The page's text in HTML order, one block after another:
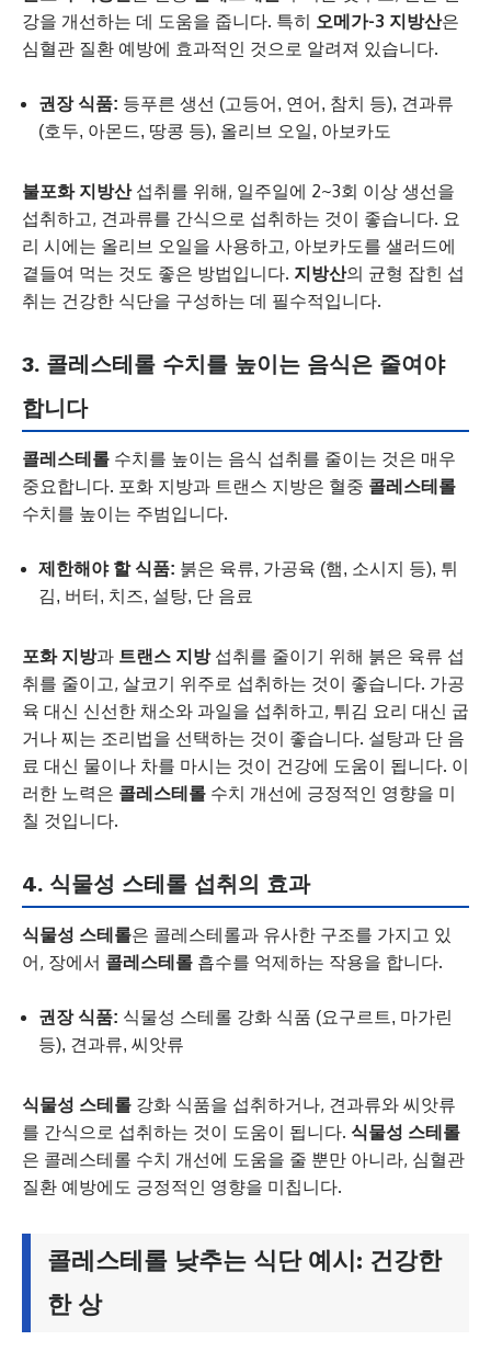
강을 개선하는 데 도움을 줍니다. 특히 오메가-3 지방산은
심혈관 질환 예방에 효과적인 것으로 알려져 있습니다.
권장 식품: 등푸른 생선 (고등어, 연어, 참치 등), 견과류
(호두, 아몬드, 땅콩 등), 올리브 오일, 아보카도
불포화 지방산섭취를 위해, 일주일에 2~3회 이상 생선을
섭취하고, 견과류를 간식으로 섭취하는 것이 좋습니다. 요
리 시에는 올리브 오일을 사용하고, 아보카도를 샐러드에
곁들여 먹는 것도 좋은 방법입니다. 지방산의 균형 잡힌 섭
취는 건강한 식단을 구성하는 데 필수적입니다.
3. 콜레스테롤 수치를 높이는 음식은 줄여야
합니다
콜레스테롤 수치를 높이는 음식 섭취를 줄이는 것은 매우
중요합니다. 포화 지방과 트랜스 지방은 혈중 콜레스테롤
수치를 높이는 주범입니다.
제한해야 할 식품: 붉은 육류, 가공육 (햄, 소시지 등), 튀
김, 버터, 치즈, 설탕, 단 음료
포화 지방과 트랜스 지방섭취를 줄이기 위해 붉은 육류 섭
취를 줄이고, 살코기 위주로 섭취하는 것이 좋습니다. 가공
육 대신 신선한 채소와 과일을 섭취하고, 튀김 요리 대신 굽
거나 찌는 조리법을 선택하는 것이 좋습니다. 설탕과 단 음
료 대신 물이나 차를 마시는 것이 건강에 도움이 됩니다. 이
러한 노력은 콜레스테롤 수치 개선에 긍정적인 영향을 미
칠 것입니다.
4. 식물성 스테롤 섭취의 효과
식물성 스테롤은 콜레스테롤과 유사한 구조를 가지고 있
어, 장에서 콜레스테롤 흡수를 억제하는 작용을 합니다.
권장 식품: 식물성 스테롤 강화 식품 (요구르트, 마가린
등), 견과류, 씨앗류
식물성 스테롤 강화 식품을 섭취하거나, 견과류와 씨앗류
를 간식으로 섭취하는 것이 도움이 됩니다. 식물성 스테롤
은 콜레스테롤 수치 개선에 도움을 줄 뿐만 아니라, 심혈관
질환 예방에도 긍정적인 영향을 미칩니다.
콜레스테롤 낮추는 식단 예시: 건강한
한 상